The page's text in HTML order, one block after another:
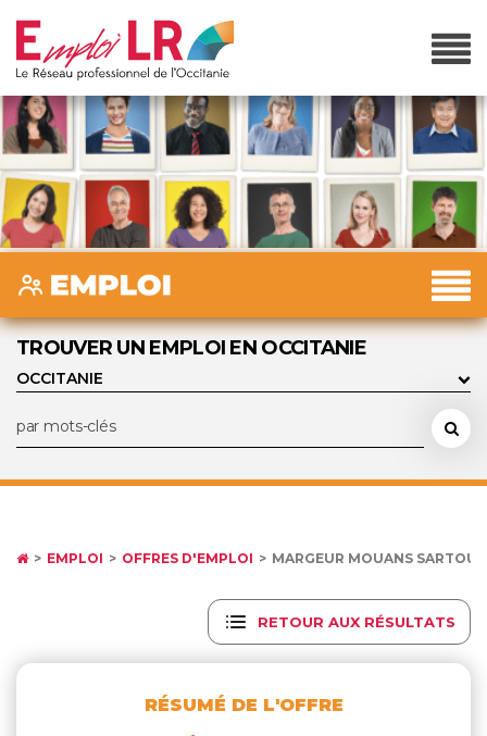
TROUVER UN EMPLOI EN OCCITANIE
EMPLOI OFFRES D'EMPLOI MARGEUR MOUANS SARTOUX
RETOUR AUX RÉSULTATS
RÉSUMÉ DE L'OFFRE